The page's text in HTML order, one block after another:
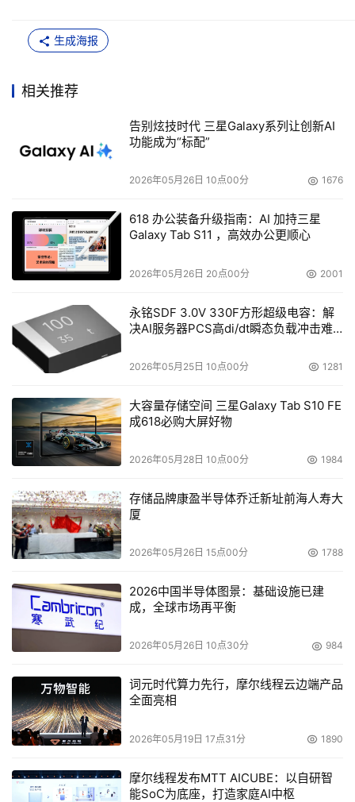
生成海报
相关推荐
告别炫技时代 三星Galaxy系列让创新AI
功能成为“标配”
2026年05月26日 10点00分 1676
618 办公装备升级指南：AI 加持三星
Galaxy Tab S11 ，高效办公更顺心
2026年05月26日 20点00分 2001
永铭SDF 3.0V 330F方形超级电容：解
决AI服务器PCS高di/dt瞬态负载冲击难
2026年05月25日 10点00分 1281
大容量存储空间 三星Galaxy Tab S10 FE
成618必购大屏好物
2026年05月28日 10点00分 1984
存储品牌康盈半导体乔迁新址前海人寿大
厦
2026年05月26日 15点00分 1788
2026中国半导体图景：基础设施已建
成，全球市场再平衡
2026年05月26日 10点30分 984
词元时代算力先行，摩尔线程云边端产品
全面亮相
2026年05月19日 17点31分 1890
摩尔线程发布MTT AICUBE：以自研智
能SoC为底座，打造家庭AI中枢